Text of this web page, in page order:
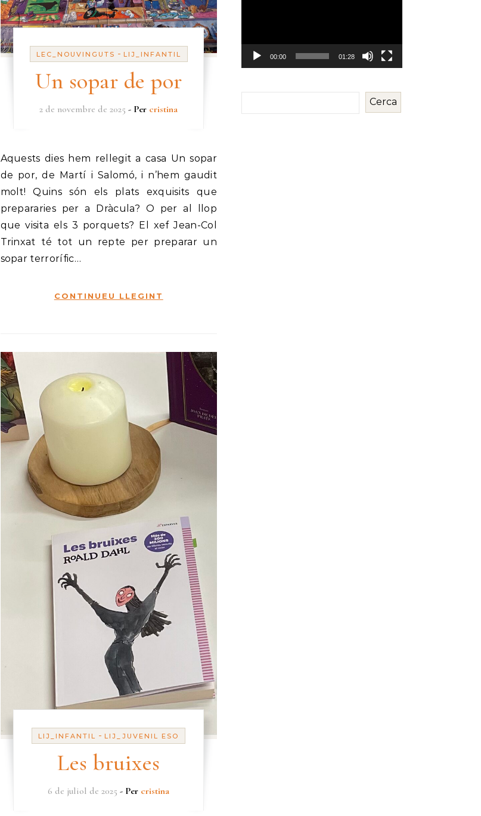
LEC_NOUVINGUTS - LIJ_INFANTIL
Un sopar de por
2 de novembre de 2025 - Per cristina
Aquests dies hem rellegit a casa Un sopar
de por, de Martí i Salomó, i n’hem gaudit
molt! Quins són els plats exquisits que
prepararies per a Dràcula? O per al llop
que visita els 3 porquets? El xef Jean-Col
Trinxat té tot un repte per preparar un
sopar terrorífic…
CONTINUEU LLEGINT
LIJ_INFANTIL -LIJ_JUVENIL ESO
Les bruixes
6 de juliol de 2025 - Per cristina
00:00 01:28
Cerca